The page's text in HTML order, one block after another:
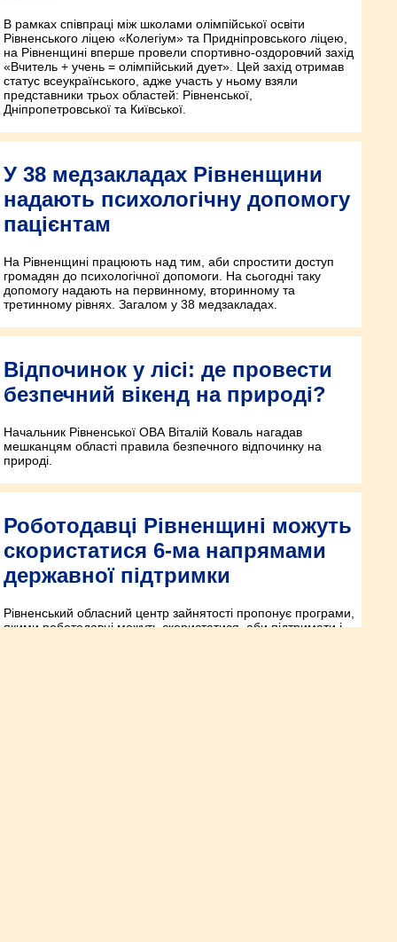
В рамках співпраці між школами олімпійської освіти
Рівненського ліцею «Колегіум» та Придніпровського ліцею,
на Рівненщині вперше провели спортивно-оздоровчий захід
«Вчитель + учень = олімпійський дует». Цей захід отримав
статус всеукраїнського, адже участь у ньому взяли
представники трьох областей: Рівненської,
Дніпропетровської та Київської.
У 38 медзакладах Рівненщини
надають психологічну допомогу
пацієнтам
На Рівненщині працюють над тим, аби спростити доступ
громадян до психологічної допомоги. На сьогодні таку
допомогу надають на первинному, вторинному та
третинному рівнях. Загалом у 38 медзакладах.
Відпочинок у лісі: де провести
безпечний вікенд на природі?
Начальник Рівненської ОВА Віталій Коваль нагадав
мешканцям області правила безпечного відпочинку на
природі.
Роботодавці Рівненщині можуть
скористатися 6-ма напрямами
державної підтримки
Рівненський обласний центр зайнятості пропонує програми,
якими роботодавці можуть скористатися, аби підтримати і